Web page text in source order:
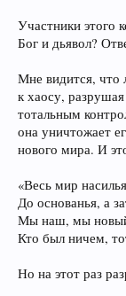
Участники этого
Бог и дьявол?
Мне видится, что
к хаосу,
тотальным
она уничтожает
нового мира. И
«Весь мир
До основанья, а
Мы наш, мы
Кто был ничем,
Но на этот раз